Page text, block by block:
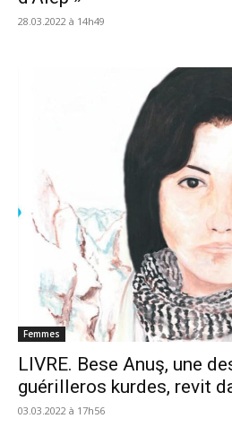
28.03.2022 à 14h49
Femmes
LIVRE. Bese Anuş, une
guérilleros kurdes, revit
03.03.2022 à 17h56